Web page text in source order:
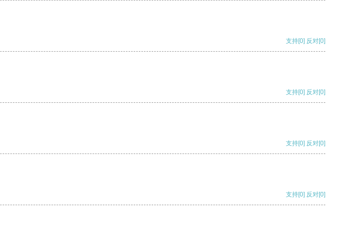
支持[0] 反对[0]
支持[0] 反对[0]
支持[0] 反对[0]
支持[0] 反对[0]